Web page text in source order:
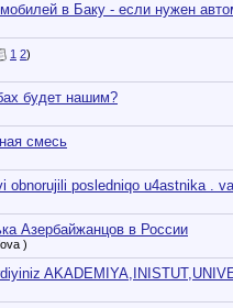
в Баку - если нужен
1 2)
будет нашим?
смесь
obnorujili posledniqo u4astnika .
Азербайжанцов в России
)